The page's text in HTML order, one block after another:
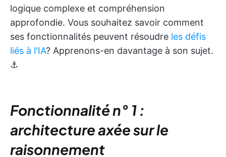
logique complexe et compréhension
approfondie. Vous souhaitez savoir comment
ses fonctionnalités peuvent résoudre les défis
liés à l'IA? Apprenons-en davantage à son sujet.
⚓
Fonctionnalité n° 1 :
architecture axée sur le
raisonnement